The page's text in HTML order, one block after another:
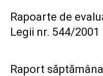
Rapoarte de
Legii nr. 544/2001
Raport